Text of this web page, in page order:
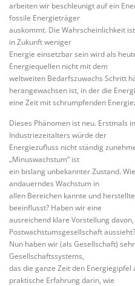
arbeiten wir beschleunigt auf ein
fossile Energieträger
auskommt. Die Wahrscheinlichkeit
in Zukunft weniger
Energie einsetzbar sein wird als
Energiequellen nicht mit dem
weltweiten Bedarfszuwachs Schritt
herangewachsen ist, in der die
eine Zeit mit schrumpfenden
Dieses Phänomen ist neu. Erstmals
Industriezeitalters würde der
Energiezufluss nicht ständig
„Minuswachstum“ ist
ein bislang unbekannter Zustand.
andauerndes Wachstum in
allen Bereichen kannte und
beeinflusst? Haben wir eine
ausreichend klare Vorstellung
Postwachstumsgesellschaft aussieht?
Nun haben wir (als Gesellschaft)
Gesellschaftssystems,
das die ganze Zeit den
praktische Erfahrung darin, wie